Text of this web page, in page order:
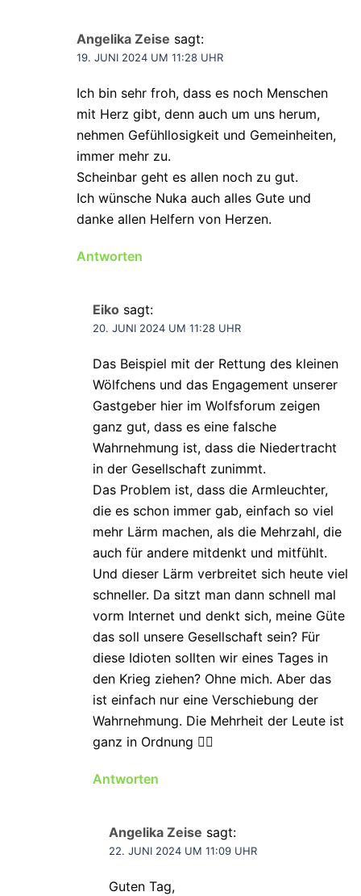
Angelika Zeise sagt:
19. JUNI 2024 UM 11:28 UHR
Ich bin sehr froh, dass es noch Menschen
mit Herz gibt, denn auch um uns herum,
nehmen Gefühllosigkeit und Gemeinheiten,
immer mehr zu.
Scheinbar geht es allen noch zu gut.
Ich wünsche Nuka auch alles Gute und
danke allen Helfern von Herzen.
Antworten
Eiko sagt:
20. JUNI 2024 UM 11:28 UHR
Das Beispiel mit der Rettung des kleinen
Wölfchens und das Engagement unserer
Gastgeber hier im Wolfsforum zeigen
ganz gut, dass es eine falsche
Wahrnehmung ist, dass die Niedertracht
in der Gesellschaft zunimmt.
Das Problem ist, dass die Armleuchter,
die es schon immer gab, einfach so viel
mehr Lärm machen, als die Mehrzahl, die
auch für andere mitdenkt und mitfühlt.
Und dieser Lärm verbreitet sich heute viel
schneller. Da sitzt man dann schnell mal
vorm Internet und denkt sich, meine Güte
das soll unsere Gesellschaft sein? Für
diese Idioten sollten wir eines Tages in
den Krieg ziehen? Ohne mich. Aber das
ist einfach nur eine Verschiebung der
Wahrnehmung. Die Mehrheit der Leute ist
ganz in Ordnung 👍🏼
Antworten
Angelika Zeise sagt:
22. JUNI 2024 UM 11:09 UHR
Guten Tag,